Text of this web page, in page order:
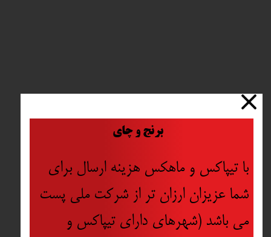
برنج و چای
با تیپاکس و ماهکس هزینه ارسال برای
شما عزیزان ارزان تر از شرکت ملی پست
می باشد (شهرهای دارای تیپاکس و